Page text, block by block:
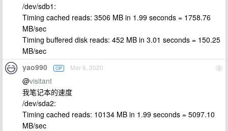
/dev/sdb1:
Timing cached reads: 3506 MB in 1.99 seconds = 1758.76
MB/sec
Timing buffered disk reads: 452 MB in 3.01 seconds = 150.25
MB/sec
3
yao990 OP Mar 6, 2020
@visitant
我笔记本的速度
/dev/sda2:
Timing cached reads: 10134 MB in 1.99 seconds = 5097.10
MB/sec